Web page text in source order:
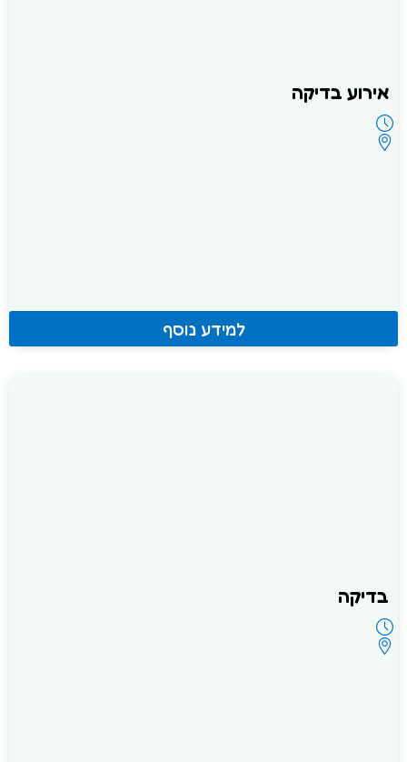
אירוע בדיקה
למידע נוסף
בדיקה